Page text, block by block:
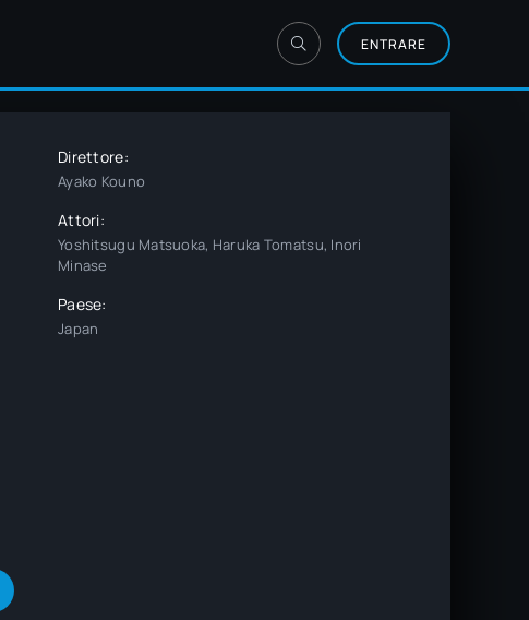
ENTRARE
Direttore:
Ayako Kouno
Attori:
Yoshitsugu Matsuoka, Haruka Tomatsu, Inori
Minase
Paese:
Japan